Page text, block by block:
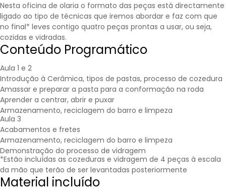
Nesta oficina de olaria o formato das peças está directamente
ligado ao tipo de técnicas que iremos abordar e faz com que
no final* leves contigo quatro peças prontas a usar, ou seja,
cozidas e vidradas.
Conteúdo Programático
Aula 1 e 2
Introdução à Cerâmica, tipos de pastas, processo de cozedura
Amassar e preparar a pasta para a conformação na roda
Aprender a centrar, abrir e puxar
Armazenamento, reciclagem do barro e limpeza
Aula 3
Acabamentos e fretes
Armazenamento, reciclagem do barro e limpeza
Demonstração do processo de vidragem
*Estão incluídas as cozeduras e vidragem de 4 peças à escala
da mão que terão de ser levantadas posteriormente
Material incluído